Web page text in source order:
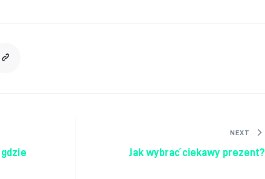
NEXT
Jak wybrać ciekawy prezent?